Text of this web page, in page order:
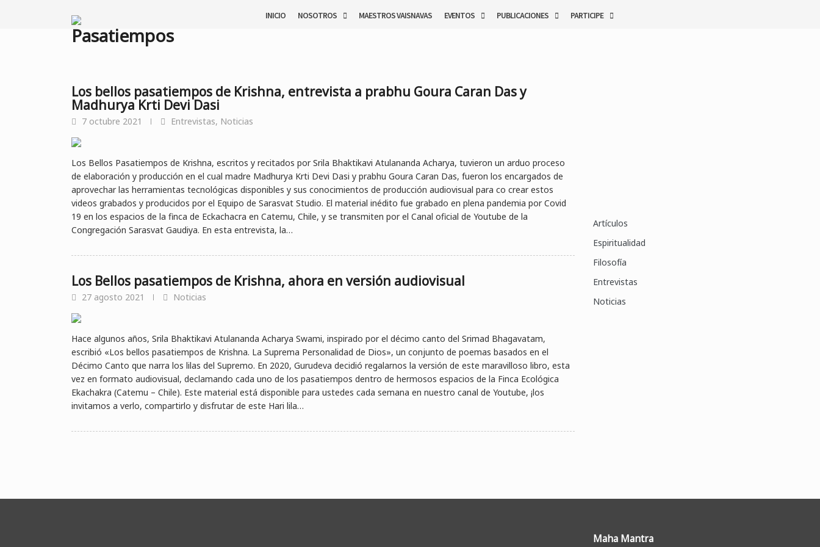
INICIO NOSOTROS MAESTROS VAISNAVAS EVENTOS PUBLICACIONES PARTICIPE
Pasatiempos
Los bellos pasatiempos de Krishna, entrevista a prabhu Goura Caran Das y
Madhurya Krti Devi Dasi
7 octubre 2021 Entrevistas, Noticias
Los Bellos Pasatiempos de Krishna, escritos y recitados por Srila Bhaktikavi Atulananda Acharya, tuvieron un arduo proceso
de elaboración y producción en el cual madre Madhurya Krti Devi Dasi y prabhu Goura Caran Das, fueron los encargados de
aprovechar las herramientas tecnológicas disponibles y sus conocimientos de producción audiovisual para co crear estos
videos grabados y producidos por el Equipo de Sarasvat Studio. El material inédito fue grabado en plena pandemia por Covid
19 en los espacios de la finca de Eckachacra en Catemu, Chile, y se transmiten por el Canal oficial de Youtube de la
Congregación Sarasvat Gaudiya. En esta entrevista, la…
Los Bellos pasatiempos de Krishna, ahora en versión audiovisual
27 agosto 2021 Noticias
Hace algunos años, Srila Bhaktikavi Atulananda Acharya Swami, inspirado por el décimo canto del Srimad Bhagavatam,
escribió «Los bellos pasatiempos de Krishna. La Suprema Personalidad de Dios», un conjunto de poemas basados en el
Décimo Canto que narra los lilas del Supremo. En 2020, Gurudeva decidió regalarnos la versión de este maravilloso libro, esta
vez en formato audiovisual, declamando cada uno de los pasatiempos dentro de hermosos espacios de la Finca Ecológica
Ekachakra (Catemu – Chile). Este material está disponible para ustedes cada semana en nuestro canal de Youtube, ¡los
invitamos a verlo, compartirlo y disfrutar de este Hari lila…
Artículos
Espiritualidad
Filosofía
Entrevistas
Noticias
Maha Mantra